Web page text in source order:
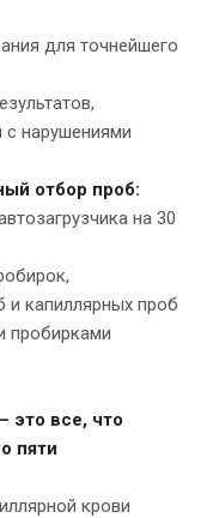
для точнейшего
нарушениями
отбор проб:
на 30
и капиллярных проб
пробирками
это все, что
пяти
крови